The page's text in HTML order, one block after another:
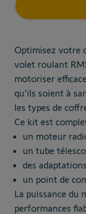
Optimisez votre
volet roulant
motoriser
qu'ils soient à
les types de
Ce kit est
un moteur
un tube
des adaptations
un point de
La puissance du
performances